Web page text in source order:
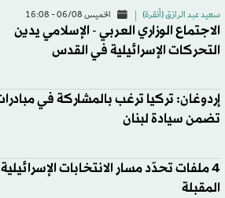
سعيد عبد الرازق (أنقرة) الخميس 06/08 - 16:08
الاجتماع الوزاري العربي - الإسلامي يدين
التحركات الإسرائيلية في القدس
إردوغان: تركيا ترغب بالمشاركة في
تضمن سيادة لبنان
4 ملفات تحدّد مسار الانتخابات الإسرائيلية
المقبلة